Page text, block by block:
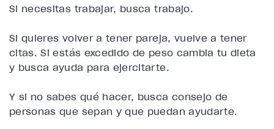
Si necesitas trabajar, busca trabajo.
Si quieres volver a tener pareja, vuelve a tener
citas. Si estás excedido de peso cambia tu dieta
y busca ayuda para ejercitarte.
Y si no sabes qué hacer, busca consejo de
personas que sepan y que puedan ayudarte.